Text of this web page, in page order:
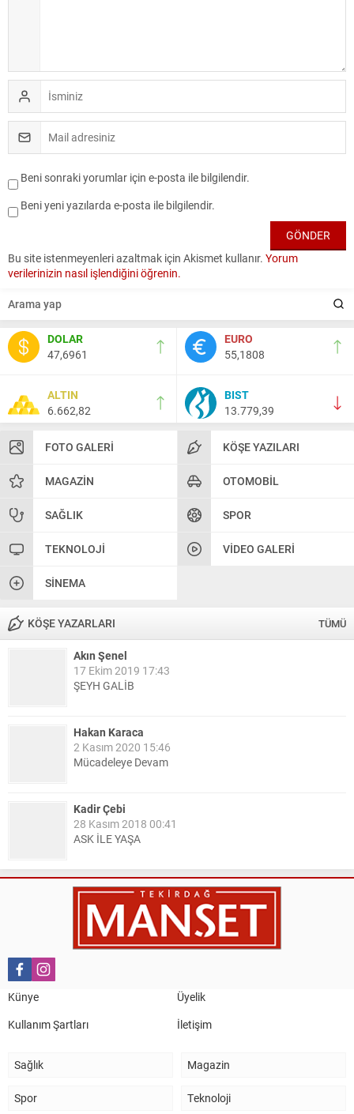
DOLAR
47,6961
EURO
55,1808
ALTIN
6.662,82
BIST
13.779,39
FOTO GALERI KÖŞE YAZILARI
MAGAZIN OTOMOBIL
SAĞLIK SPOR
TEKNOLOJI VIDEO GALERI
SINEMA
KÖŞE YAZARLARI TÜMÜ
Akın Şenel
17 Ekim 2019 17:43
ŞEYH GALİB
Hakan Karaca
2 Kasım 2020 15:46
Mücadeleye Devam
Kadir Çebi
28 Kasım 2018 00:41
ASK İLE YAŞA
Nail Kazanç
10 Mart 2023 21:36
HAYDİ TEKİRDAĞ MAÇA !!!!
TEKİRDAĞ İL EMNİYET MÜDÜRÜMÜZE HAYIRLI OLSUN
Beni sonraki yorumlar için e-posta ile bilgilendir.
Beni yeni yazılarda e-posta ile bilgilendir.
Bu site istenmeyenleri azaltmak için Akismet kullanır. Yorum
verilerinizin nasıl işlendiğini öğrenin.
Künye
Üyelik
Kullanım Şartları
İletişim
Sağlık Magazin
Spor Teknoloji